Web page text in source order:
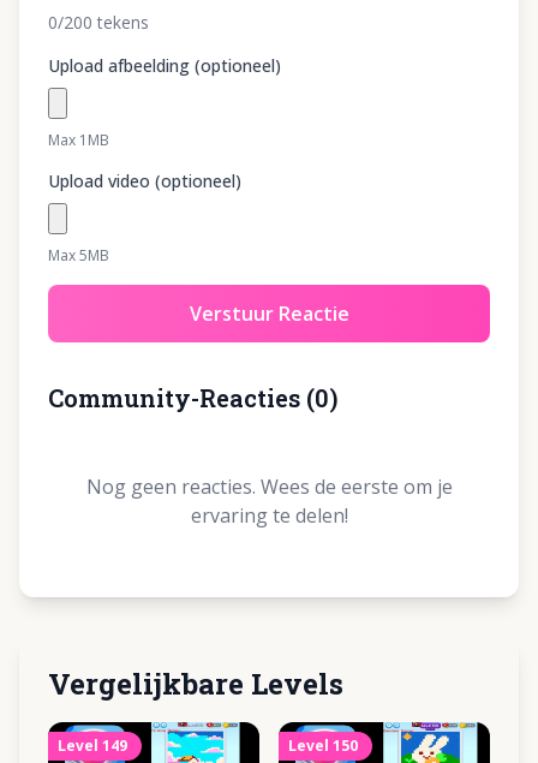
0/200 tekens
Upload afbeelding (optioneel)
Max 1MB
Upload video (optioneel)
Max 5MB
Verstuur Reactie
Community-Reacties (0)
Nog geen reacties. Wees de eerste om je
ervaring te delen!
Vergelijkbare Levels
Level 149 Level 150